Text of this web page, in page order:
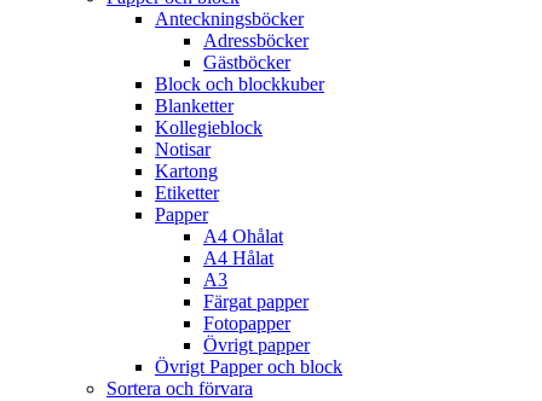
Anteckningsböcker
Adressböcker
Gästböcker
Block och blockkuber
Blanketter
Kollegieblock
Notisar
Kartong
Etiketter
Papper
A4 Ohålat
A4 Hålat
A3
Färgat papper
Fotopapper
Övrigt papper
Övrigt Papper och block
Sortera och förvara